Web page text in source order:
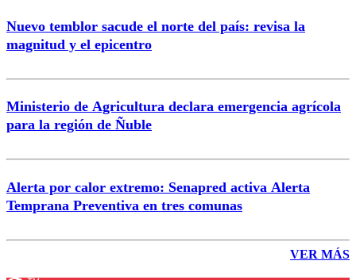
Nuevo temblor sacude el norte del país: revisa la
magnitud y el epicentro
Ministerio de Agricultura declara emergencia agrícola
para la región de Ñuble
Alerta por calor extremo: Senapred activa Alerta
Temprana Preventiva en tres comunas
VER MÁS